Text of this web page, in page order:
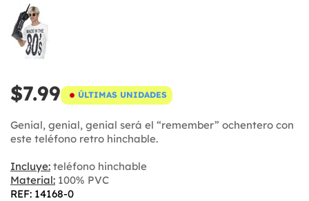
$7.99 ÚLTIMAS UNIDADES
Genial, genial, genial será el “remember” ochentero con
este teléfono retro hinchable.
Incluye: teléfono hinchable
Material: 100% PVC
REF: 14168-0